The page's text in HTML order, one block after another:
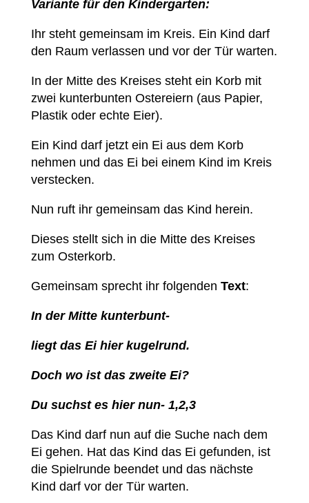
Variante für den Kindergarten:
Ihr steht gemeinsam im Kreis. Ein Kind darf
den Raum verlassen und vor der Tür warten.
In der Mitte des Kreises steht ein Korb mit
zwei kunterbunten Ostereiern (aus Papier,
Plastik oder echte Eier).
Ein Kind darf jetzt ein Ei aus dem Korb
nehmen und das Ei bei einem Kind im Kreis
verstecken.
Nun ruft ihr gemeinsam das Kind herein.
Dieses stellt sich in die Mitte des Kreises
zum Osterkorb.
Gemeinsam sprecht ihr folgenden Text:
In der Mitte kunterbunt-
liegt das Ei hier kugelrund.
Doch wo ist das zweite Ei?
Du suchst es hier nun- 1,2,3
Das Kind darf nun auf die Suche nach dem
Ei gehen. Hat das Kind das Ei gefunden, ist
die Spielrunde beendet und das nächste
Kind darf vor der Tür warten.